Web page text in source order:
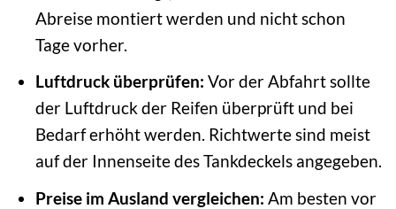
Abreise montiert werden und nicht schon
Tage vorher.
Luftdruck überprüfen: Vor der Abfahrt sollte
der Luftdruck der Reifen überprüft und bei
Bedarf erhöht werden. Richtwerte sind meist
auf der Innenseite des Tankdeckels angegeben.
Preise im Ausland vergleichen: Am besten vor